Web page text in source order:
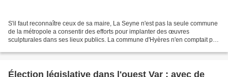
S'il faut reconnaître ceux de sa maire, La Seyne n'est pas la seule commune
de la métropole a consentir des efforts pour implanter des œuvres
sculpturales dans ses lieux publics. La commune d'Hyères n'en comptait pas
Élection législative dans l'ouest Var : avec de